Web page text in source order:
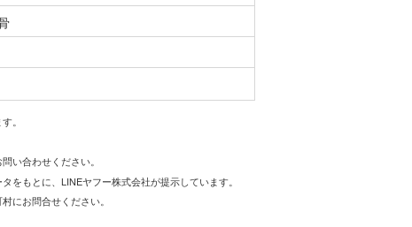
。
い合わせください。
をもとに、LINEヤフー株式会社が提示しています。
にお問合せください。